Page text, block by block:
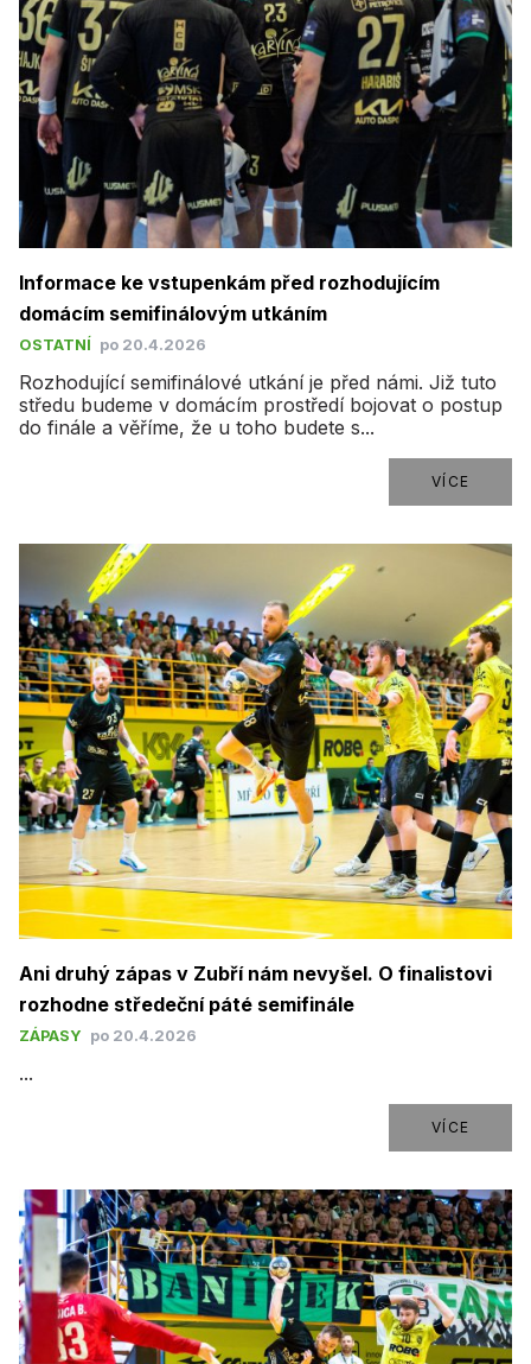
Informace ke vstupenkám před rozhodujícím
domácím semifinálovým utkáním
OSTATNÍ po 20.4.2026
Rozhodující semifinálové utkání je před námi. Již tuto
středu budeme v domácím prostředí bojovat o postup
do finále a věříme, že u toho budete s...
VÍCE
Ani druhý zápas v Zubří nám nevyšel. O finalistovi
rozhodne středeční páté semifinále
ZÁPASY po 20.4.2026
...
VÍCE